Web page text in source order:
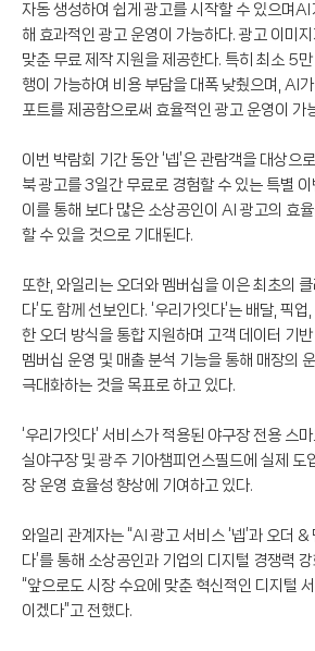
자동 생성하여 쉽게 광고를 시작할 수 있으며
해 효과적인 광고 운영이 가능하다. 광고 이미
맞춘 무료 제작 지원을 제공한다. 특히 최소 5
행이 가능하여 비용 부담을 대폭 낮췄으며, AI
포트를 제공함으로써 효율적인 광고 운영이 가
이번 박람회 기간 동안 ‘넵’은 관람객을 대상으
북 광고를 3일간 무료로 경험할 수 있는 특별
이를 통해 보다 많은 소상공인이 AI 광고의 효
할 수 있을 것으로 기대된다.
또한, 와일리는 오더와 멤버십을 이은 최초의
다’도 함께 선보인다. ‘우리가잇다’는 배달, 픽
한 오더 방식을 통합 지원하며 고객 데이터 기반
멤버십 운영 및 매출 분석 기능을 통해 매장의
극대화하는 것을 목표로 하고 있다.
‘우리가잇다’ 서비스가 적용된 야구장 전용 스
실야구장 및 광주 기아챔피언스필드에 실제 도
장 운영 효율성 향상에 기여하고 있다.
와일리 관계자는 “AI 광고 서비스 ‘넵’과 오더 &
다’를 통해 소상공인과 기업의 디지털 경쟁력
“앞으로도 시장 수요에 맞춘 혁신적인 디지털
이겠다”고 전했다.